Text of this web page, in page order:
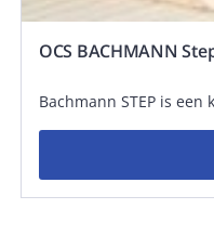
OCS BACHMANN
Bachmann STEP is